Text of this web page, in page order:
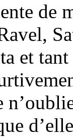
de
et tant